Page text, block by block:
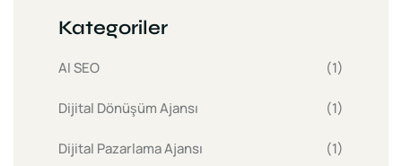
Kategoriler
AI SEO (1)
Dijital Dönüşüm Ajansı (1)
Dijital Pazarlama Ajansı (1)